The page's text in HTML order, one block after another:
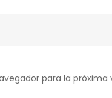
para la próxima